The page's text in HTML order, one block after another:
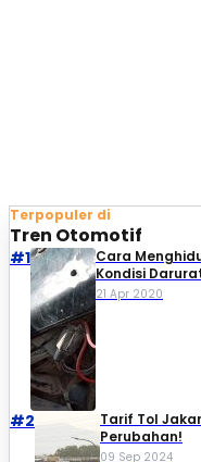
Terpopuler di
Tren Otomotif
#1
Cara
Kondisi
21 Apr 2020
#2
Tarif Tol
Perubahan!
09 Sep 2024